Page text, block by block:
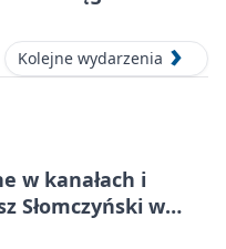
Kolejne wydarzenia
w kanałach i
Słomczyński w